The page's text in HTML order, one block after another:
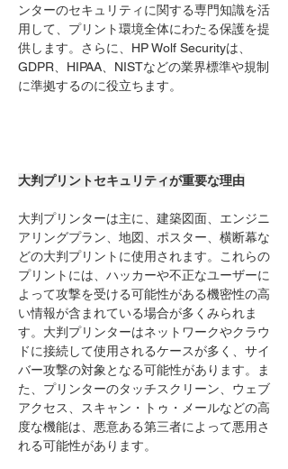
ンターのセキュリティに関する専門知識を活
用して、プリント環境全体にわたる保護を提
供します。さらに、HP Wolf Securityは、
GDPR、HIPAA、NISTなどの業界標準や規制
に準拠するのに役立ちます。
大判プリントセキュリティが重要な理由
大判プリンターは主に、建築図面、エンジニ
アリングプラン、地図、ポスター、横断幕な
どの大判プリントに使用されます。これらの
プリントには、ハッカーや不正なユーザーに
よって攻撃を受ける可能性がある機密性の高
い情報が含まれている場合が多くみられま
す。大判プリンターはネットワークやクラウ
ドに接続して使用されるケースが多く、サイ
バー攻撃の対象となる可能性があります。ま
た、プリンターのタッチスクリーン、ウェブ
アクセス、スキャン・トゥ・メールなどの高
度な機能は、悪意ある第三者によって悪用さ
れる可能性があります。